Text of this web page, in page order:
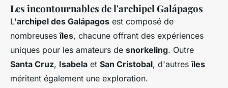
Les incontournables de l'archipel Galápagos
L'archipel des Galápagos est composé de
nombreusesîles, chacune offrant des expériences
uniques pour les amateurs de snorkeling. Outre
Santa Cruz, Isabela et San Cristobal, d'autresîles
méritent également une exploration.